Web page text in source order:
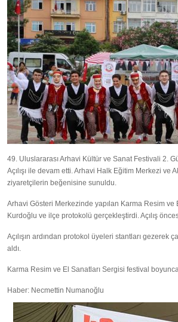
49. Uluslararası Arhavi Kültür ve Sanat Festivali 2.
Açılışı ile devam etti. Arhavi Halk Eğitim Merkezi
ziyaretçilerin beğenisine sunuldu.
Arhavi Gösteri Merkezinde yapılan Karma Resim ve
Kurdoğlu ve ilçe protokolü gerçekleştirdi. Açılış
Açılışın ardından protokol üyeleri stantları
aldı.
Karma Resim ve El Sanatları Sergisi festival
Haber: Necmettin Numanoğlu